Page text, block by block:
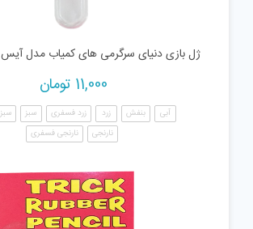
ژل بازی دنیای سرگرمی های کمیاب مدل آیس
11,000 تومان
آبی بنفش زرد زرد فسفری سبز
نارنجی
نارنجی فسفری